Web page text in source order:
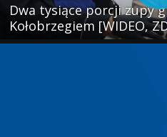
Dwa tysiące porcji zupy
Kołobrzegiem [WIDEO,